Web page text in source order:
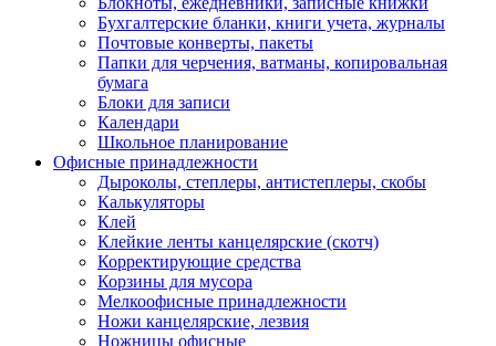
Бухгалтерские бланки, книги учета, журналы
Почтовые конверты, пакеты
Папки для черчения, ватманы, копировальная
бумага
Блоки для записи
Календари
Школьное планирование
Офисные принадлежности
Дыроколы, степлеры, антистеплеры, скобы
Калькуляторы
Клей
Клейкие ленты канцелярские (скотч)
Корректирующие средства
Корзины для мусора
Мелкоофисные принадлежности
Ножи канцелярские, лезвия
Ножницы офисные